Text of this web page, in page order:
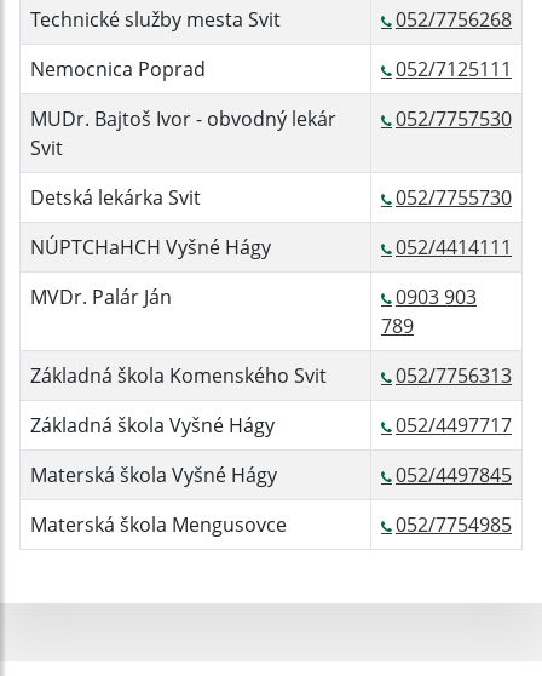
Technické služby mesta Svit
052/7756268
Nemocnica Poprad
052/7125111
MUDr. Bajtoš Ivor - obvodný lekár
Svit
052/7757530
Detská lekárka Svit
052/7755730
NÚPTCHaHCH Vyšné Hágy
052/4414111
MVDr. Palár Ján
0903 903
789
Základná škola Komenského Svit
052/7756313
Základná škola Vyšné Hágy
052/4497717
Materská škola Vyšné Hágy
052/4497845
Materská škola Mengusovce
052/7754985